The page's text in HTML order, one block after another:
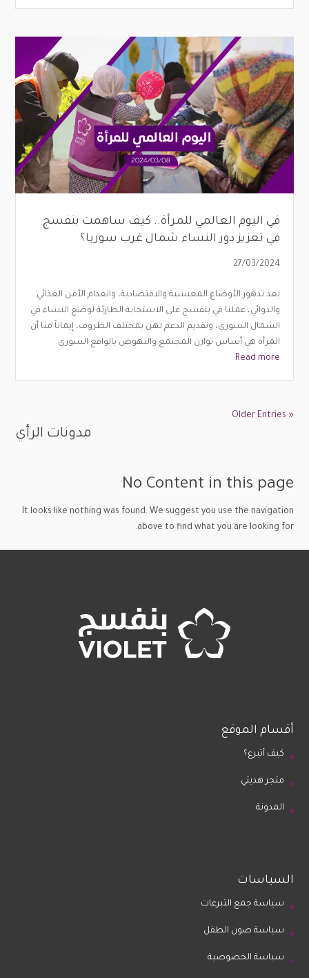
في اليوم العالمي للمرأة.. كيف ساهمت بنفسج
في تعزيز دور النساء شمال غرب سوريا؟
27/03/2024
بعد تدهور الأوضاع المعيشية والاقتصادية، وانعدام الأمن الغذائي
والدوائي، عملنا في بنفسج على الاستجابة الطارئة لوضع النساء في
الشمال السوري، وتقديم الدعم لهن بمختلف الظروف، إيماناً منا أن
المرأة هي أساس توازن المجتمع والنهوض بالواقع السوري.
Read more
« Older Entries
مدونات الرأي
No Content in this page
It looks like nothing was found. We suggest you use the navigation
above to find what you are looking for.
أقسام الموقع
كيف أتبرع؟
متجر هديتي
المدونة
السياسات
سياسة جمع التبرعات
سياسة صون الطفل
سياسة الخصوصية